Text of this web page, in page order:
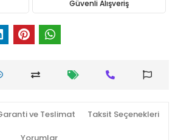
Güvenli Alışveriş
ve Teslimat Taksit Seçenekleri